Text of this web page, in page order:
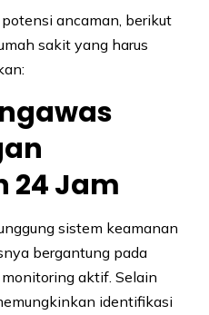
ancaman, berikut
sakit yang harus
24 Jam
sistem keamanan
bergantung pada
aktif. Selain
identifikasi